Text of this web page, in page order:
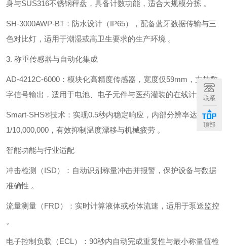
身与SUS316不锈钢秤盘，具备计数功能，适合大规模分拣 。
‌SH-3000AWP-BT‌：防水设计（IP65），配备蓝牙数据传输与三
色对比灯，适用于潮湿或高卫生要求的生产环境 。
3. ‌称重传感器与自动化集成‌
‌AD-4212C-6000‌：模块化高精度传感器，宽度仅‌59mm‌，支持数
字信号输出，适用于电池、电子元件与医药灌装的在线计量 。
‌Smart-SHS®技术‌：实现‌0.5秒内稳定响应‌，内部分辨率达
1/10,000,000，有效抑制温度漂移与机械疲劳 。
智能功能与行业适配
‌冲击检测（ISD）‌：自动识别称量冲击并报警，保护设备与数据
准确性 。
‌流量测量（FRD）‌：实时计算液体或粉体流速，适用于泵送监控
。
‌电子控制负载（ECL）‌：90秒内自动完成重复性与最小称量值检
联系
顶部